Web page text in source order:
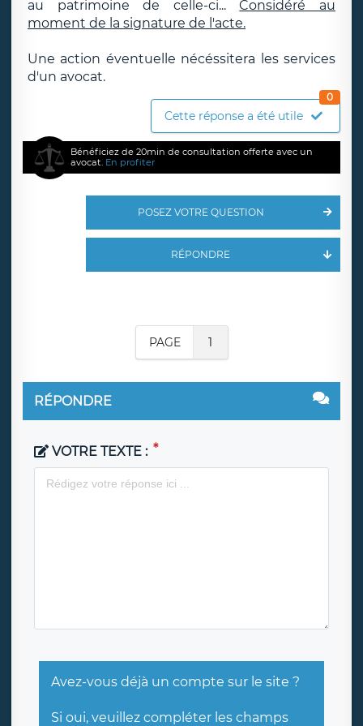
au patrimoine de celle-ci...Considéré au
moment de la signature de l'acte.
Une action éventuelle nécéssitera les services
d'un avocat.
Cette réponse a été utile
0
Bénéficiez de 20min de consultation offerte avec un
avocat. En profiter
POSEZ VOTRE QUESTION
RÉPONDRE
PAGE 1
RÉPONDRE
VOTRE TEXTE :
Avez-vous déjà un compte sur le site ?
Si oui, veuillez compléter les champs